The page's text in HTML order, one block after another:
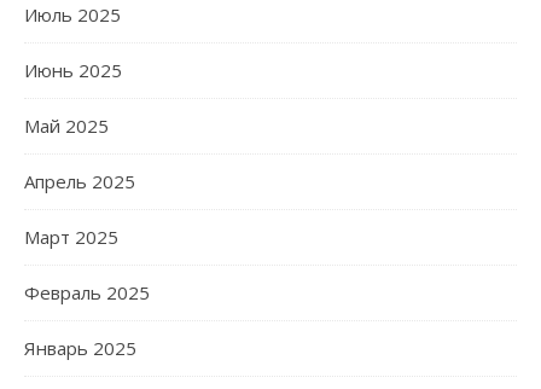
Июль 2025
Июнь 2025
Май 2025
Апрель 2025
Март 2025
Февраль 2025
Январь 2025